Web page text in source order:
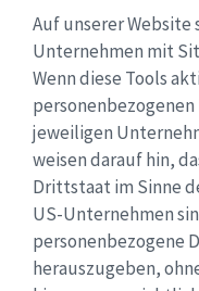
Auf unserer Website
Unternehmen mit
Wenn diese Tools
jeweiligen
weisen darauf hin,
Drittstaat im Sinne
US-Unternehmen
personenbezogene
herauszugeben,